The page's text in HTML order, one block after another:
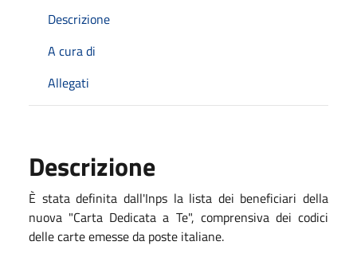
Descrizione
A cura di
Allegati
Descrizione
È stata definita dall'Inps la lista dei beneficiari della
nuova "Carta Dedicata a Te", comprensiva dei codici
delle carte emesse da poste italiane.